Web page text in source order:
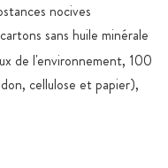
nocives
sans huile minérale
de l'environnement, 100
cellulose et papier),